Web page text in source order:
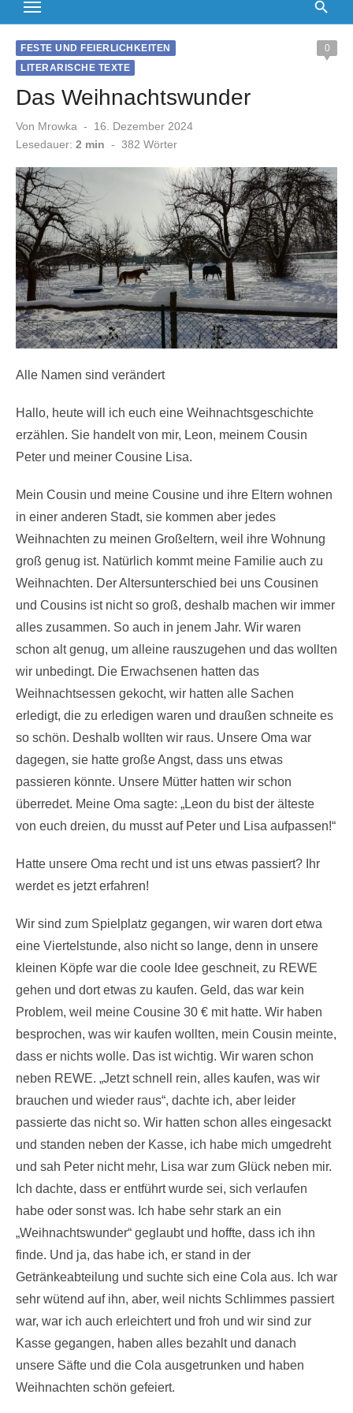
FESTE UND FEIERLICHKEITEN
LITERARISCHE TEXTE
0
Das Weihnachtswunder
Von Mrowka
Veröffentlicht
am
16. Dezember 2024
Lesedauer: 2 min - 382 Wörter
Alle Namen sind verändert
Hallo, heute will ich euch eine Weihnachtsgeschichte
erzählen. Sie handelt von mir, Leon, meinem Cousin
Peter und meiner Cousine Lisa.
Mein Cousin und meine Cousine und ihre Eltern wohnen
in einer anderen Stadt, sie kommen aber jedes
Weihnachten zu meinen Großeltern, weil ihre Wohnung
groß genug ist. Natürlich kommt meine Familie auch zu
Weihnachten. Der Altersunterschied bei uns Cousinen
und Cousins ist nicht so groß, deshalb machen wir immer
alles zusammen. So auch in jenem Jahr. Wir waren
schon alt genug, um alleine rauszugehen und das wollten
wir unbedingt. Die Erwachsenen hatten das
Weihnachtsessen gekocht, wir hatten alle Sachen
erledigt, die zu erledigen waren und draußen schneite es
so schön. Deshalb wollten wir raus. Unsere Oma war
dagegen, sie hatte große Angst, dass uns etwas
passieren könnte. Unsere Mütter hatten wir schon
überredet. Meine Oma sagte: „Leon du bist der älteste
von euch dreien, du musst auf Peter und Lisa aufpassen!“
Hatte unsere Oma recht und ist uns etwas passiert? Ihr
werdet es jetzt erfahren!
Wir sind zum Spielplatz gegangen, wir waren dort etwa
eine Viertelstunde, also nicht so lange, denn in unsere
kleinen Köpfe war die coole Idee geschneit, zu REWE
gehen und dort etwas zu kaufen. Geld, das war kein
Problem, weil meine Cousine 30 € mit hatte. Wir haben
besprochen, was wir kaufen wollten, mein Cousin meinte,
dass er nichts wolle. Das ist wichtig. Wir waren schon
neben REWE. „Jetzt schnell rein, alles kaufen, was wir
brauchen und wieder raus“, dachte ich, aber leider
passierte das nicht so. Wir hatten schon alles eingesackt
und standen neben der Kasse, ich habe mich umgedreht
und sah Peter nicht mehr, Lisa war zum Glück neben mir.
Ich dachte, dass er entführt wurde sei, sich verlaufen
habe oder sonst was. Ich habe sehr stark an ein
„Weihnachtswunder“ geglaubt und hoffte, dass ich ihn
finde. Und ja, das habe ich, er stand in der
Getränkeabteilung und suchte sich eine Cola aus. Ich war
sehr wütend auf ihn, aber, weil nichts Schlimmes passiert
war, war ich auch erleichtert und froh und wir sind zur
Kasse gegangen, haben alles bezahlt und danach
unsere Säfte und die Cola ausgetrunken und haben
Weihnachten schön gefeiert.